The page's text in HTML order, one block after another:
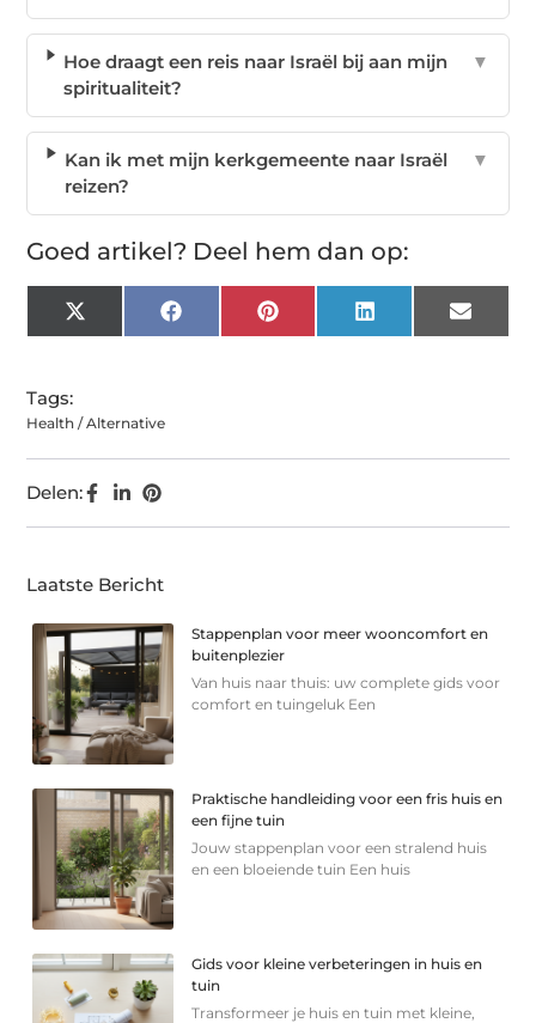
Hoe draagt een reis naar Israël bij aan mijn
spiritualiteit?
▼
Kan ik met mijn kerkgemeente naar Israël
reizen?
▼
Goed artikel? Deel hem dan op:
X
(Twitter)
Facebook Pinterest LinkedIn Email
Tags:
Health / Alternative
Delen:
Laatste Bericht
Stappenplan voor meer wooncomfort en
buitenplezier
Van huis naar thuis: uw complete gids voor
comfort en tuingeluk Een
Praktische handleiding voor een fris huis en
een fijne tuin
Jouw stappenplan voor een stralend huis
en een bloeiende tuin Een huis
Gids voor kleine verbeteringen in huis en
tuin
Transformeer je huis en tuin met kleine,